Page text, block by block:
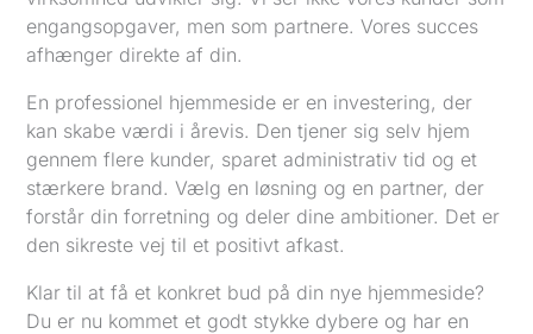
engangsopgaver, men som partnere. Vores succes
afhænger direkte af din.
En professionel hjemmeside er en investering, der
kan skabe værdi i årevis. Den tjener sig selv hjem
gennem flere kunder, sparet administrativ tid og et
stærkere brand. Vælg en løsning og en partner, der
forstår din forretning og deler dine ambitioner. Det er
den sikreste vej til et positivt afkast.
Klar til at få et konkret bud på din nye hjemmeside?
Du er nu kommet et godt stykke dybere og har en